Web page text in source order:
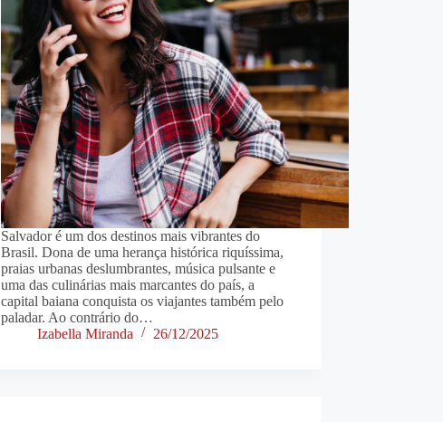
Salvador é um dos destinos mais vibrantes do
Brasil. Dona de uma herança histórica riquíssima,
praias urbanas deslumbrantes, música pulsante e
uma das culinárias mais marcantes do país, a
capital baiana conquista os viajantes também pelo
paladar. Ao contrário do…
Izabella Miranda
26/12/2025